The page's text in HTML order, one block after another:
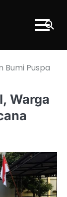
Bumi Puspa
Warga